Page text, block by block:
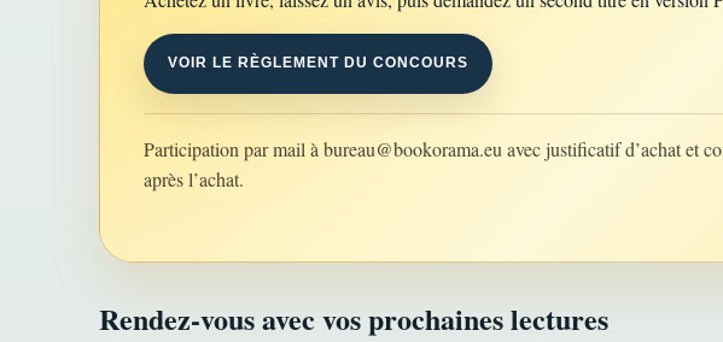
VOIR LE RÈGLEMENT DU CONCOURS
Participation par mail à bureau@bookorama.eu avec justificatif d’achat et
après l’achat.
Rendez-vous avec vos prochaines lectures